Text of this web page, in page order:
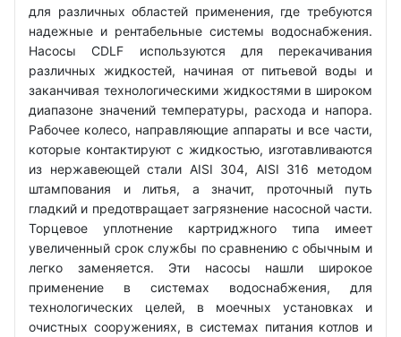
для различных областей применения, где требуются
надежные и рентабельные системы водоснабжения.
Насосы CDLF используются для перекачивания
различных жидкостей, начиная от питьевой воды и
заканчивая технологическими жидкостями в широком
диапазоне значений температуры, расхода и напора.
Рабочее колесо, направляющие аппараты и все части,
которые контактируют с жидкостью, изготавливаются
из нержавеющей стали AISI 304, AISI 316 методом
штампования и литья, а значит, проточный путь
гладкий и предотвращает загрязнение насосной части.
Торцевое уплотнение картриджного типа имеет
увеличенный срок службы по сравнению с обычным и
легко заменяется. Эти насосы нашли широкое
применение в системах водоснабжения, для
технологических целей, в моечных установках и
очистных сооружениях, в системах питания котлов и